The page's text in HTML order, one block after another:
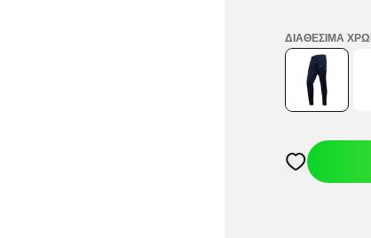
ΔΙΑΘΈΣΙΜΑ
Ανοίγει ένα